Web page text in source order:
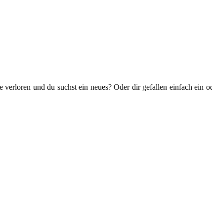
und du suchst ein neues? Oder dir gefallen einfach ein